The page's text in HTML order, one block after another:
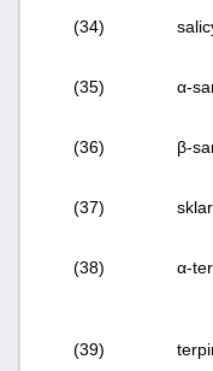
(34)
(35) α-
(36) β-
(37)
(38) α-
(39)